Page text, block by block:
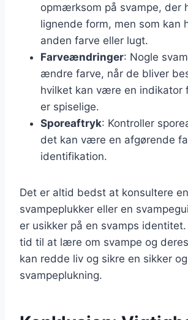
opmærksom på svampe, der
lignende form, men som kan
anden farve eller lugt.
Farveændringer: Nogle
ændre farve, når de bliver
hvilket kan være en indikator
er spiselige.
Sporeaftryk: Kontroller
det kan være en afgørende
identifikation.
Det er altid bedst at konsultere
svampeplukker eller en
er usikker på en svamps
tid til at lære om svampe og
kan redde liv og sikre en sikker
svampeplukning.